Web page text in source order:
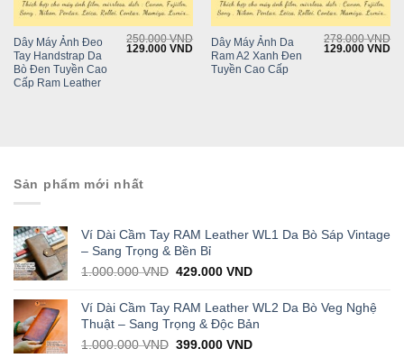
Dây Máy Ảnh Đeo
Tay Handstrap Da
Bò Đen Tuyền Cao
Cấp Ram Leather
250.000VND
Original
129.000VNDCurrent
price
129.000 VND.
Dây Máy Ảnh Da
Ram A2 Xanh Đen
Tuyền Cao Cấp
278.000VND
Original
129.000VND
Sản phẩm mới nhất
Ví Dài Cầm Tay RAM Leather WL1 Da Bò Sáp Vintage
– Sang Trọng & Bền Bỉ
1.000.000VND Original
was:
1.000.000 VND.
429.000VNDCurrent
is:
429.000 VND.
Ví Dài Cầm Tay RAM Leather WL2 Da Bò Veg Nghệ
Thuật – Sang Trọng & Độc Bản
1.000.000VND Original
399.000VNDCurrent